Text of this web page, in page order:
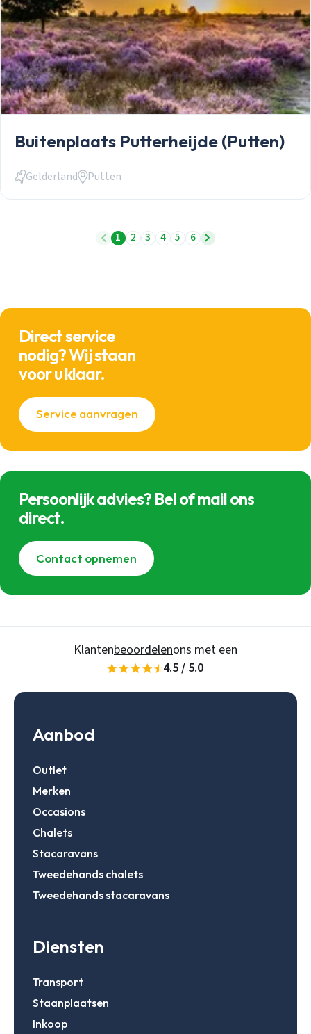
Buitenplaats Putterheijde (Putten)
Gelderland Putten
1 2 3 4 5 6
Direct service
nodig? Wij staan
voor u klaar.
Service aanvragen
Persoonlijk advies? Bel of mail ons
direct.
Contact opnemen
Klantenbeoordelenons met een
4.5 / 5.0
Aanbod
Outlet
Merken
Occasions
Chalets
Stacaravans
Tweedehands chalets
Tweedehands stacaravans
Diensten
Transport
Staanplaatsen
Inkoop